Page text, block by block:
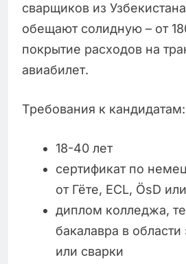
сварщиков из
обещают солидную – от
покрытие расходов на
авиабилет.
Требования к кандидатам:
18-40 лет
сертификат по
от Гёте, ECL, ÖsD
диплом колледжа,
бакалавра в
или сварки